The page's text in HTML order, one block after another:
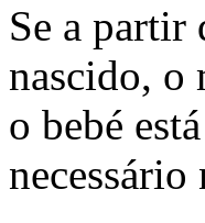
Se a partir
nascido, o
o bebé
necessário